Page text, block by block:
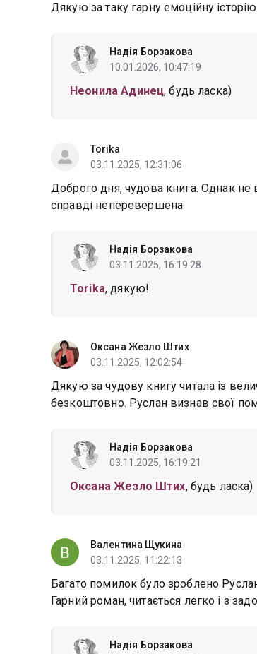
Дякую за таку гарну емоційну
Надія Борзакова
10.01.2026, 10:47:19
Неонила Адинец, будь ласка)
Torika
03.11.2025, 12:31:06
Доброго дня, чудова книга. Однак не
справді неперевершена
Надія Борзакова
03.11.2025, 16:19:28
Torika, дякую!
Оксана Жезло Штих
03.11.2025, 12:02:54
Дякую за чудову книгу читала із
безкоштовно. Руслан визнав свої
Надія Борзакова
03.11.2025, 16:19:21
Оксана Жезло Штих, будь ласка)
Валентина Щукина
03.11.2025, 11:22:13
Багато помилок було зроблено
Гарний роман, читається легко і з
Надія Борзакова